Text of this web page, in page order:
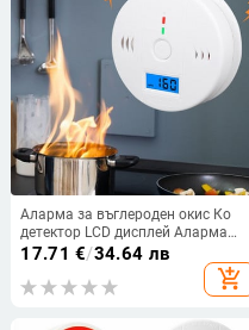
Аларма за въглероден окис Ко
детектор LCD дисплей Аларма
Домашен безжичен детектор за
Пожарна звукова аларма
17.71 €/34.64 лв
add_shopping_cart